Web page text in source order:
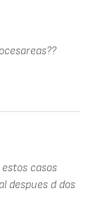
casos
despues d dos